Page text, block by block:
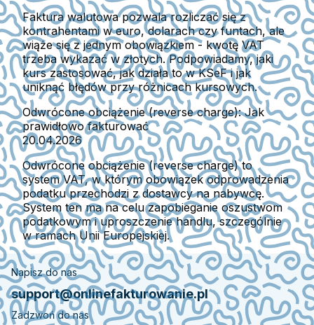
Faktura walutowa pozwala rozliczać się z
kontrahentami w euro, dolarach czy funtach, ale
wiąże się z jednym obowiązkiem - kwotę VAT
trzeba wykazać w złotych. Podpowiadamy, jaki
kurs zastosować, jak działa to w KSeF i jak
uniknąć błędów przy różnicach kursowych.
Odwrócone obciążenie (reverse charge): Jak
prawidłowo fakturować
20.04.2026
Odwrócone obciążenie (reverse charge) to
system VAT, w którym obowiązek odprowadzenia
podatku przechodzi z dostawcy na nabywcę.
System ten ma na celu zapobieganie oszustwom
podatkowym i uproszczenie handlu, szczególnie
w ramach Unii Europejskiej.
Napisz do nas
support@onlinefakturowanie.pl
Zadzwoń do nas